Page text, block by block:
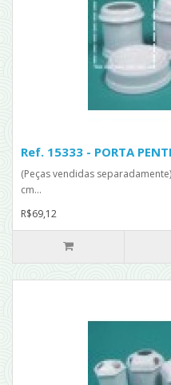
Ref. 15333 - PORTA
(Peças vendidas
cm...
R$69,12